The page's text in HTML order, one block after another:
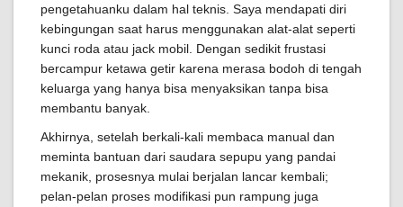
pengetahuanku dalam hal teknis. Saya mendapati diri
kebingungan saat harus menggunakan alat-alat seperti
kunci roda atau jack mobil. Dengan sedikit frustasi
bercampur ketawa getir karena merasa bodoh di tengah
keluarga yang hanya bisa menyaksikan tanpa bisa
membantu banyak.
Akhirnya, setelah berkali-kali membaca manual dan
meminta bantuan dari saudara sepupu yang pandai
mekanik, prosesnya mulai berjalan lancar kembali;
pelan-pelan proses modifikasi pun rampung juga